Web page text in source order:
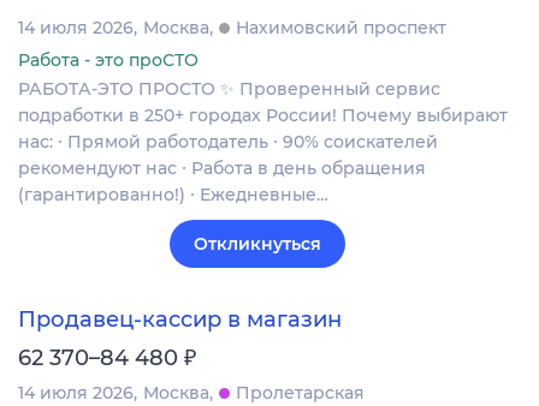
14 июля 2026 Москва
Нахимовский проспект
Работа - это проСТО
РАБОТА-ЭТО ПРОСТО ✨ Проверенный сервис
подработки в 250+ городах России! Почему выбирают
нас: ∙ Прямой работодатель ∙ 90% соискателей
рекомендуют нас ∙ Работа в день обращения
(гарантированно!) ∙ Ежедневные…
Откликнуться
Продавец-кассир в магазин
62 370–84 480 ₽
14 июля 2026 Москва
Пролетарская